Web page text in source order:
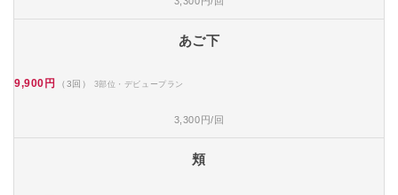
あご下
9,900円 （3回） 3部位・デビュープラン
3,300円/回
頬